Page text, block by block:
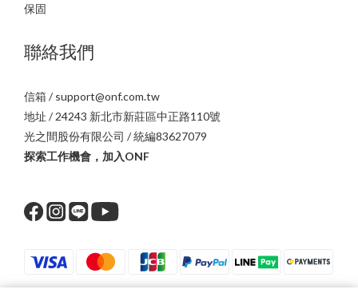
保固
聯絡我們
信箱 / support@onf.com.tw
地址 / 24243 新北市新莊區中正路110號
光之間股份有限公司 / 統編83627079
探索工作機會，加入ONF